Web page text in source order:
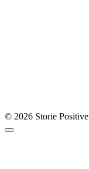
© 2026 Storie Positive